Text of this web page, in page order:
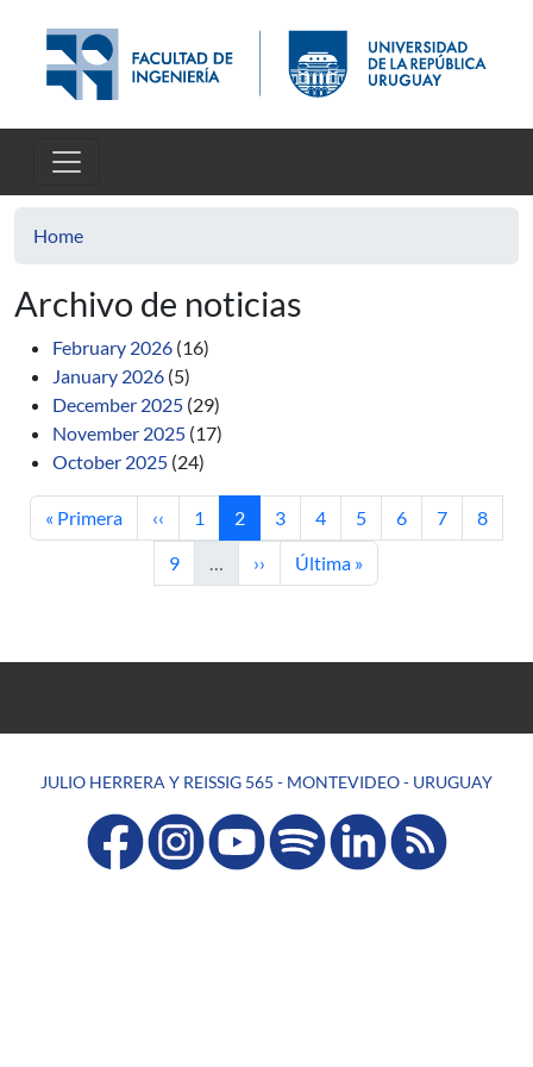
Home
Archivo de noticias
February 2026 (16)
January 2026 (5)
December 2025 (29)
November 2025 (17)
October 2025 (24)
First page
« Primera Previous page
‹‹ Page
1 Current page
2 Page
3 Page
4 Page
5 Page
6 Page
7 Page
8
Page
9 … Next page
›› Last page
Última »
JULIO HERRERA Y REISSIG 565 - MONTEVIDEO - URUGUAY